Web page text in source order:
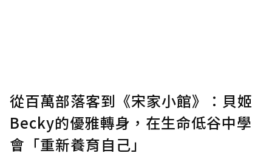
從百萬部落客到《宋家小館》：貝姬
Becky的優雅轉身，在生命低谷中學
會「重新養育自己」